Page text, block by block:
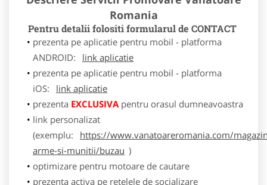
Romania
Pentru detalii folositi formularul de CONTACT
prezenta pe aplicatie pentru mobil - platforma
ANDROID:
link aplicatie
prezenta pe aplicatie pentru mobil - platforma
iOS:
link aplicatie
prezenta EXCLUSIVApentru orasul dumneavoastra
link personalizat
(exemplu:
https://www.vanatoareromania.com/
arme-si-munitii/buzau )
optimizare pentru motoare de cautare
prezenta activa pe retelele de socializare